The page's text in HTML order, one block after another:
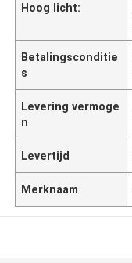
Hoog licht:
Betalingsconditie
s
Levering vermoge
n
Levertijd
Merknaam